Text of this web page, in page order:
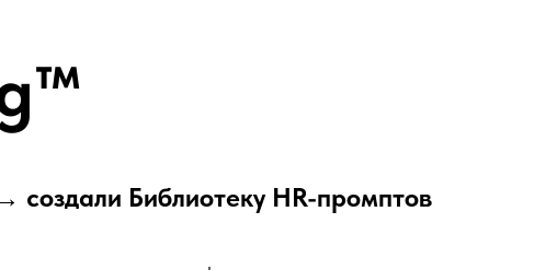
Библиотеку HR-промптов